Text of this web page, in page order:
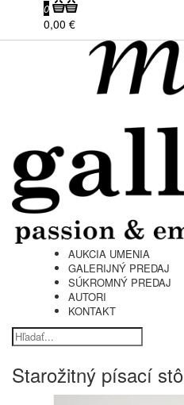
0
0,00 €
AUKCIA UMENIA
GALERIJNÝ PREDAJ
SÚKROMNÝ PREDAJ
AUTORI
KONTAKT
Starožitný písací